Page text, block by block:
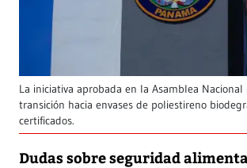
La iniciativa aprobada en la Asamblea
transición hacia envases de poliestireno
certificados.
Dudas sobre seguridad